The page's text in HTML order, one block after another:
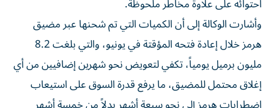
احتوائه على علاوة مخاطر ملحوظة.
وأشارت الوكالة إلى أن الكميات التي تم شحنها عبر مضيق
هرمز خلال إعادة فتحه المؤقتة في يونيو، والتي بلغت 8.2
مليون برميل يومياً، تكفي لتعويض نحو شهرين إضافيين من أي
إغلاق محتمل للمضيق، ما يرفع قدرة السوق على استيعاب